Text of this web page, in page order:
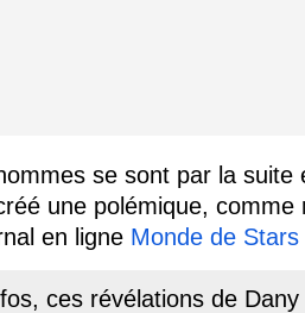
se sont par la
une polémique,
en ligne Monde de Stars
ces révélations de